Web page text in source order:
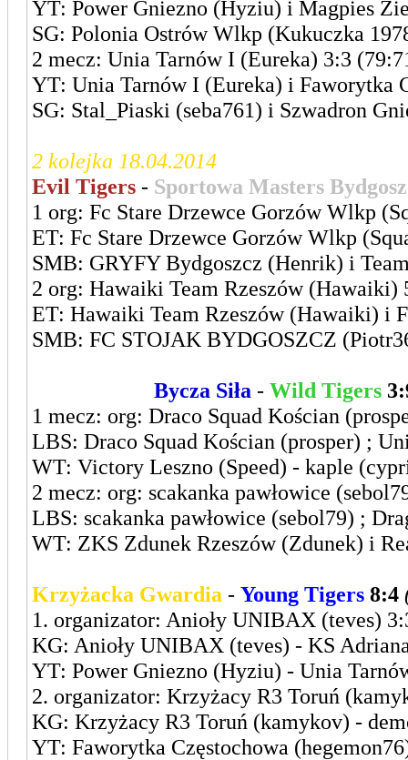
YT: Power Gniezno (Hyziu) i Magpies
SG: Polonia Ostrów Wlkp (Kukuczka
2 mecz: Unia Tarnów I (Eureka) 3:3
YT: Unia Tarnów I (Eureka) i Faworytka
SG: Stal_Piaski (seba761) i Szwadron
2 kolejka 18.04.2014
Evil Tigers - Sportowa Masters
1 org: Fc Stare Drzewce Gorzów Wlkp
ET: Fc Stare Drzewce Gorzów Wlkp
SMB: GRYFY Bydgoszcz (Henrik) i
2 org: Hawaiki Team Rzeszów (Hawaiki)
ET: Hawaiki Team Rzeszów (Hawaiki) i
SMB: FC STOJAK BYDGOSZCZ
Bycza Siła - Wild Tigers
1 mecz: org: Draco Squad Kościan
LBS: Draco Squad Kościan (prosper) ;
WT: Victory Leszno (Speed) - kaple
2 mecz: org: scakanka pawłowice
LBS: scakanka pawłowice (sebol79) ;
WT: ZKS Zdunek Rzeszów (Zdunek) i
Krzyżacka Gwardia - Young Tigers 8:4
1. organizator: Anioły UNIBAX (teves)
KG: Anioły UNIBAX (teves) - KS
YT: Power Gniezno (Hyziu) - Unia
2. organizator: Krzyżacy R3 Toruń
KG: Krzyżacy R3 Toruń (kamykov) -
YT: Faworytka Częstochowa